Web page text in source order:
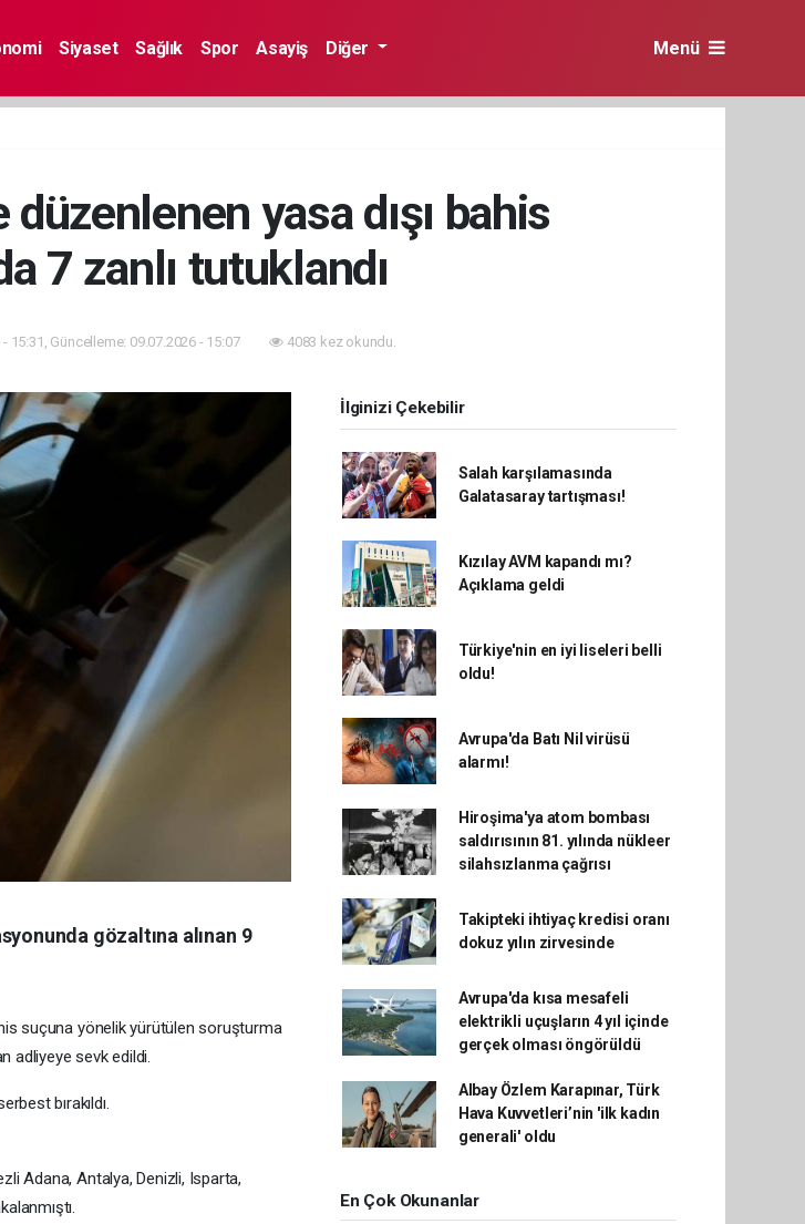
Siyaset Sağlık Spor Asayiş Diğer Menü
yasa dışı bahis
7 zanlı tutuklandı
15:31, Güncelleme: 09.07.2026 - 15:07 4083 kez okundu.
gözaltına alınan 9
suçuna yönelik yürütülen soruşturma
adliyeye sevk edildi.
bırakıldı.
Adana, Antalya, Denizli, Isparta,
İlginizi Çekebilir
Salah karşılamasında
Galatasaray tartışması!
Kızılay AVM kapandı mı?
Açıklama geldi
Türkiye'nin en iyi liseleri belli
oldu!
Avrupa'da Batı Nil virüsü
alarmı!
Hiroşima'ya atom bombası
saldırısının 81. yılında nükleer
silahsızlanma çağrısı
Takipteki ihtiyaç kredisi oranı
dokuz yılın zirvesinde
Avrupa'da kısa mesafeli
elektrikli uçuşların 4 yıl içinde
gerçek olması öngörüldü
Albay Özlem Karapınar, Türk
Hava Kuvvetleri’nin 'ilk kadın
generali' oldu
En Çok Okunanlar